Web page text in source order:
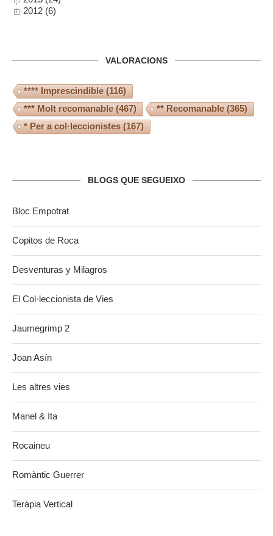
2012 (6)
VALORACIONS
**** Imprescindible(116)
*** Molt recomanable(467) ** Recomanable(365)
* Per a col·leccionistes (167)
BLOGS QUE SEGUEIXO
Bloc Empotrat
Copitos de Roca
Desventuras y Milagros
El Col·leccionista de Vies
Jaumegrimp 2
Joan Asín
Les altres vies
Manel & Ita
Rocaineu
Romàntic Guerrer
Teràpia Vertical